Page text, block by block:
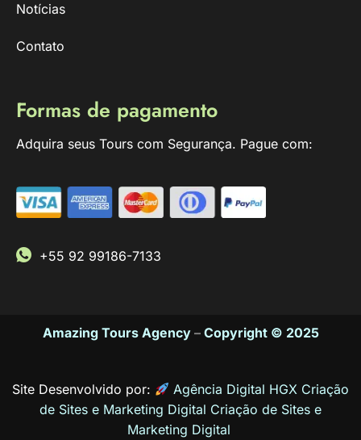
Notícias
Contato
Formas de pagamento
Adquira seus Tours com Segurança. Pague com:
+55 92 99186-7133
Amazing Tours Agency– Copyright © 2025
Site Desenvolvido por:
Agência Digital HGX Criação
de Sites e Marketing Digital Criação de Sites e
Marketing Digital